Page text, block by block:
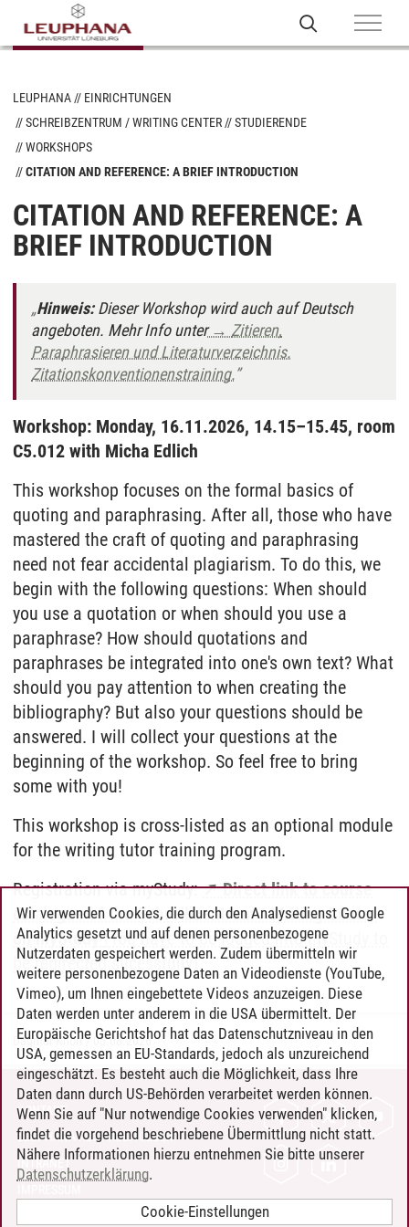
LEUPHANA
EINRICHTUNGEN
SCHREIBZENTRUM / WRITING CENTER
STUDIERENDE
WORKSHOPS
CITATION AND REFERENCE: A BRIEF INTRODUCTION
CITATION AND REFERENCE: A
BRIEF INTRODUCTION
Hinweis:Dieser Workshop wird auch auf Deutsch
angeboten. Mehr Info unter→ Zitieren,
Paraphrasieren und Literaturverzeichnis.
Zitationskonventionenstraining.
Workshop: Monday, 16.11.2026, 14.15–15.45, room
C5.012 with Micha Edlich
This workshop focuses on the formal basics of
quoting and paraphrasing. After all, those who have
mastered the craft of quoting and paraphrasing
need not fear accidental plagiarism. To do this, we
begin with the following questions: When should
you use a quotation or when should you use a
paraphrase? How should quotations and
paraphrases be integrated into one's own text? What
should you pay attention to when creating the
bibliography? But also your questions should be
answered. I will collect your questions at the
beginning of the workshop. So feel free to bring
some with you!
This workshop is cross-listed as an optional module
for the writing tutor training program.
Registration via myStudy:➚ Direct link to course
catalogue of the Schreibzentrum / Writing Center
on myStudy(You have to be logged into myStudy to
be redirected sucessfully)
Dagmar Knorr/ 05.08.2026
KONTAKT
LEUPHANA ALS ARBEITGEBER
INTRANET
Wir verwenden Cookies, die durch den Analysedienst Google
Analytics gesetzt und auf denen personenbezogene
Nutzerdaten gespeichert werden. Zudem übermitteln wir
weitere personenbezogene Daten an Videodienste (YouTube,
Vimeo), um Ihnen eingebettete Videos anzuzeigen. Diese
Daten werden unter anderem in die USA übermittelt. Der
Europäische Gerichtshof hat das Datenschutzniveau in den
USA, gemessen an EU-Standards, jedoch als unzureichend
eingeschätzt. Es besteht auch die Möglichkeit, dass Ihre
Daten dann durch US-Behörden verarbeitet werden können.
Wenn Sie auf "Nur notwendige Cookies verwenden" klicken,
findet die vorgehend beschriebene Übermittlung nicht statt.
Nähere Informationen hierzu entnehmen Sie bitte unserer
Datenschutzerklärung.
Cookie-Einstellungen